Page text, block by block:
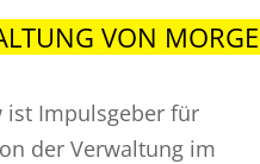
VON
ist Impulsgeber für
der Verwaltung im